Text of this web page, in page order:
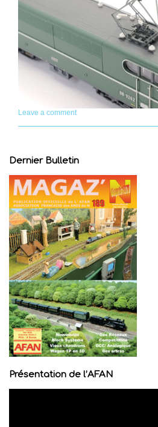
Leave a comment
Dernier Bulletin
Présentation de l’AFAN